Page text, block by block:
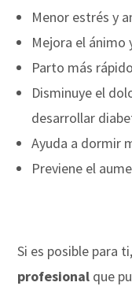
Menor estrés y
Mejora el ánimo
Parto más
Disminuye el
desarrollar
Ayuda a dormir
Previene el
Si es posible para
profesional que